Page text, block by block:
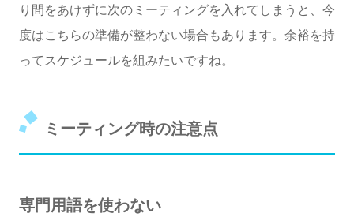
り間をあけずに次のミーティングを入れてしまうと、今
度はこちらの準備が整わない場合もあります。余裕を持
ってスケジュールを組みたいですね。
ミーティング時の注意点
専門用語を使わない